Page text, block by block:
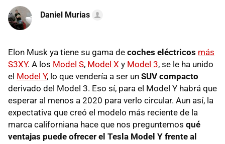
Daniel Murias
Elon Musk ya tiene su gama de coches eléctricos más
S3XY. A los Model S, Model X y Model 3, se le ha unido
el Model Y, lo que vendería a ser un SUV compacto
derivado del Model 3. Eso sí, para el Model Y habrá que
esperar al menos a 2020 para verlo circular. Aun así, la
expectativa que creó el modelo más reciente de la
marca californiana hace que nos preguntemos qué
ventajas puede ofrecer el Tesla Model Y frente al